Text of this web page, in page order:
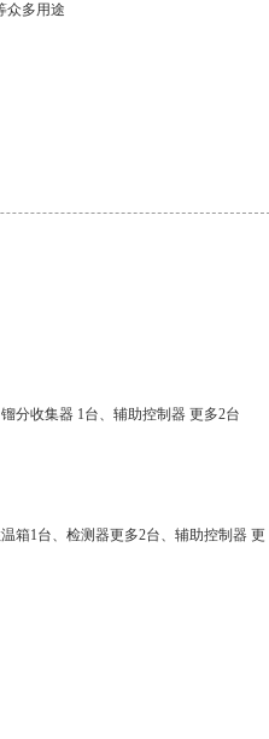
众多用途
分收集器 1台、辅助控制器 更多2台
箱1台、检测器更多2台、辅助控制器 更